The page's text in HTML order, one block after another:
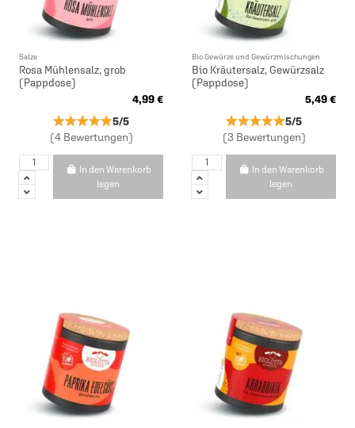
Salze
Rosa Mühlensalz, grob
(Pappdose)
4,99 €
★★★★★
★★★★★5/5
(4 Bewertungen)
In den Warenkorb
legen
Bio Gewürze und Gewürzmischungen
Bio Kräutersalz, Gewürzsalz
(Pappdose)
5,49 €
★★★★★
★★★★★5/5
(3 Bewertungen)
In den Warenkorb
legen